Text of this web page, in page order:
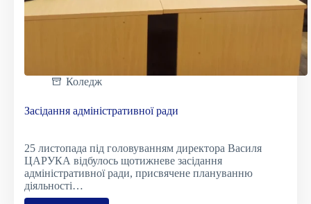
Коледж
Засідання адміністративної ради
25 листопада під головуванням директора Василя
ЦАРУКА відбулось щотижневе засідання
адміністративної ради, присвячене плануванню
діяльності…